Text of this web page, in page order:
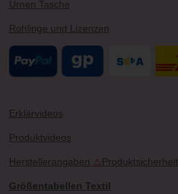
Urnen Tasche
Rohlinge und Lizenzen
Erklärvideos
Produktvideos
Herstellerangaben ⚠ Produktsicherheit
Größentabellen Textil